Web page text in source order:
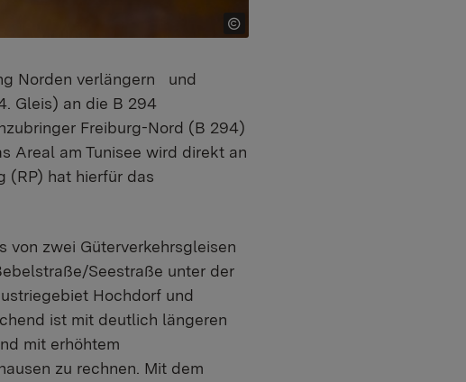
Norden verlängern und
Gleis) an die B 294
Freiburg-Nord (B 294)
Areal am Tunisee wird direkt an
(RP) hat hierfür das
von zwei Güterverkehrsgleisen
Seestraße unter der
Hochdorf und
ist mit deutlich längeren
mit erhöhtem
zu rechnen. Mit dem